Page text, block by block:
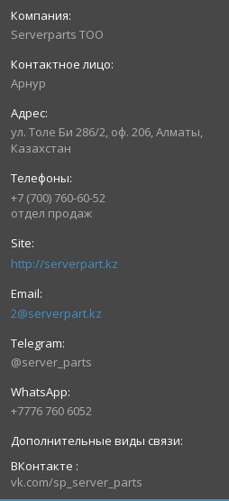
Serverparts ТОО
Арнур
ул. Толе Би 286/2, оф. 206, Алматы,
Казахстан
+7 (700) 760-60-52
отдел продаж
http://serverpart.kz
2@serverpart.kz
@server_parts
+7776 760 6052
ВКонтакте
vk.com/sp_server_parts